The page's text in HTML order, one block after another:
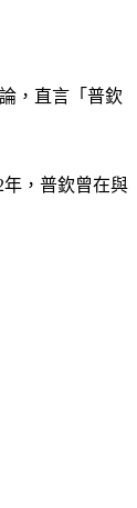
，直言「普欽
，普欽曾在與